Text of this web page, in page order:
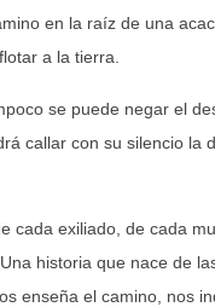
en la raíz de una
a la tierra.
se puede negar el
callar con su silencio la
cada exiliado, de cada
historia que nace de
enseña el camino, nos